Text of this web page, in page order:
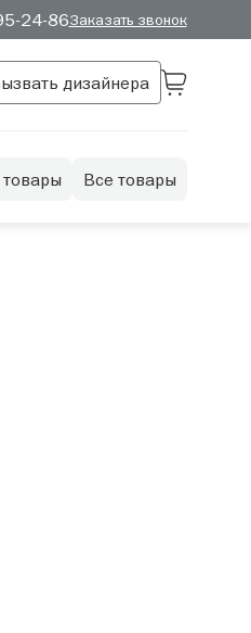
24-86Заказать звонок
дизайнера
Все товары